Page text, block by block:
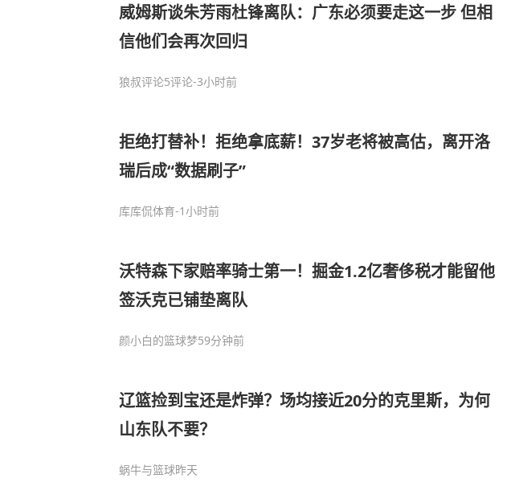
威姆斯谈朱芳雨杜锋离队：广东必须要走这一步 但相
信他们会再次回归
狼叔评论5评论-3小时前
拒绝打替补！拒绝拿底薪！37岁老将被高估，离开洛
瑞后成“数据刷子”
库库侃体育-1小时前
沃特森下家赔率骑士第一！掘金1.2亿奢侈税才能留他
签沃克已铺垫离队
颜小白的篮球梦59分钟前
辽篮捡到宝还是炸弹？场均接近20分的克里斯，为何
山东队不要？
蜗牛与篮球昨天